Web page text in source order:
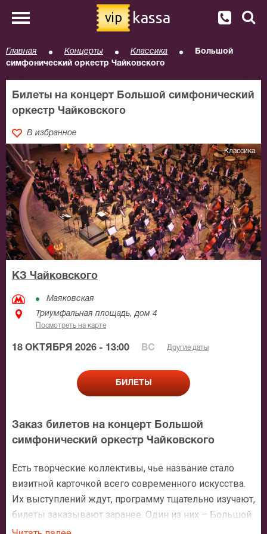
vip kassa
Главная Концерты Классика
Большой
симфонический оркестр Чайковского
Билеты на концерт Большой симфонический
оркестр Чайковского
В избранное
Классика
КЗ Чайковского
Маяковская
Триумфальная площадь, дом 4
Посмотреть на карте
18 ОКТЯБРЯ 2026 - 13:00 ВС Другие даты
БИЛЕТЫ
Заказ билетов на концерт Большой
симфонический оркестр Чайковского
Есть творческие коллективы, чье название стало
визитной карточкой всего современного искусства.
Их выступлений ждут, программу тщательно изучают,
билеты заказывают заранее. Один из них – Большой
симфонический оркестр имени П.И.Чайковского,